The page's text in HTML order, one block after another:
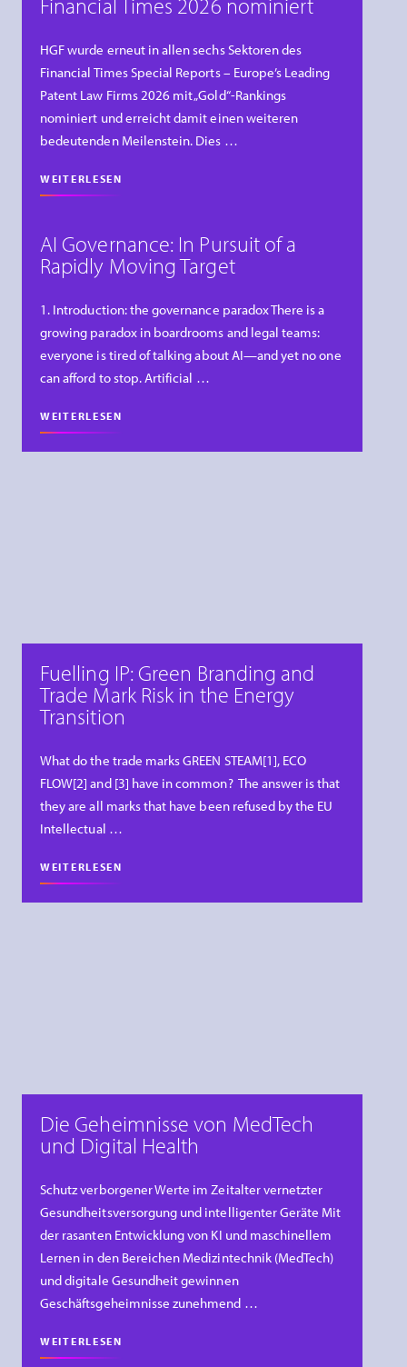
Financial Times 2026 nominiert
HGF wurde erneut in allen sechs Sektoren des
Financial Times Special Reports – Europe’s Leading
Patent Law Firms 2026 mit „Gold“-Rankings
nominiert und erreicht damit einen weiteren
bedeutenden Meilenstein. Dies …
WEITERLESEN
AI Governance: In Pursuit of a
Rapidly Moving Target
1. Introduction: the governance paradox There is a
growing paradox in boardrooms and legal teams:
everyone is tired of talking about AI—and yet no one
can afford to stop. Artificial …
WEITERLESEN
Fuelling IP: Green Branding and
Trade Mark Risk in the Energy
Transition
What do the trade marks GREEN STEAM[1], ECO
FLOW[2] and [3] have in common? The answer is that
they are all marks that have been refused by the EU
Intellectual …
WEITERLESEN
Die Geheimnisse von MedTech
und Digital Health
Schutz verborgener Werte im Zeitalter vernetzter
Gesundheitsversorgung und intelligenter Geräte Mit
der rasanten Entwicklung von KI und maschinellem
Lernen in den Bereichen Medizintechnik (MedTech)
und digitale Gesundheit gewinnen
Geschäftsgeheimnisse zunehmend …
WEITERLESEN